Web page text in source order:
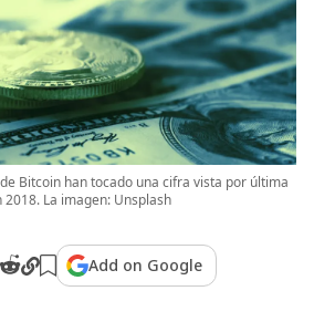
Bitcoin han tocado una cifra vista por última
2018. La imagen: Unsplash
Add on Google